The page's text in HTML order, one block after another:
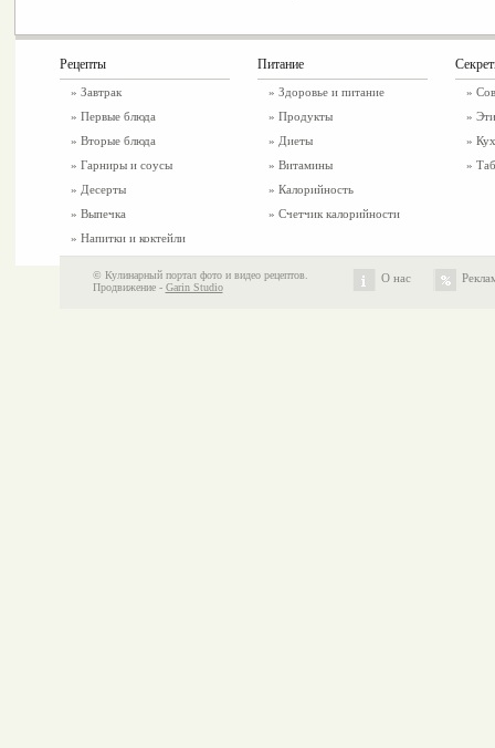
Рецепты
» Завтрак
» Первые блюда
» Вторые блюда
» Гарниры и соусы
» Десерты
» Выпечка
» Напитки и коктейли
Питание
» Здоровье и питание
» Продукты
» Диеты
» Витамины
» Калорийность
» Счетчик калорийности
»
»
»
»
© Кулинарный портал фото и видео рецептов.
Продвижение - Garin Studio
О нас